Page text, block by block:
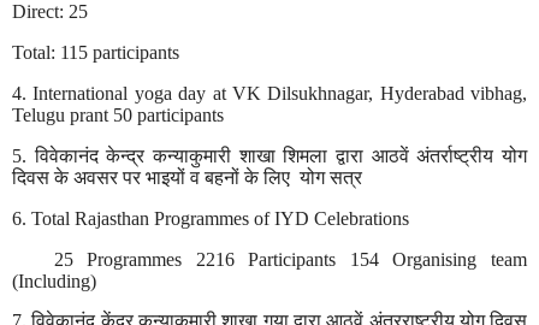
Direct: 25
Total: 115 participants
4. International yoga day at VK Dilsukhnagar, Hyderabad vibhag,
Telugu prant 50 participants
5.विवेकानंद केन्द्र कन्याकुमारी शाखा शिमला द्वारा आठवें अंतर्राष्ट्रीय योग
दिवस के अवसर पर भाइयों व बहनों के लिए योग सत्र
6. Total Rajasthan Programmes of IYD Celebrations
25 Programmes 2216 Participants 154 Organising team
(Including)